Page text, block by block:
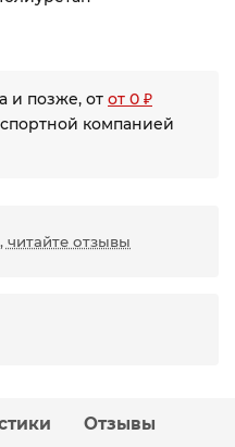
и позже, от от 0 ₽
компанией
отзывы
Отзывы